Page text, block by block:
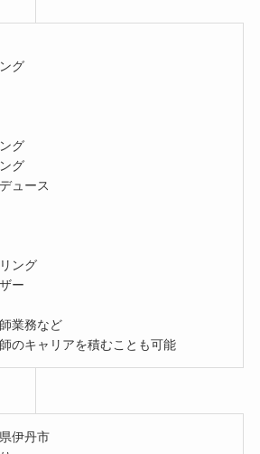
グ
グ
グ
ュース
ング
ー
業務など
のキャリアを積むことも可能
伊丹市